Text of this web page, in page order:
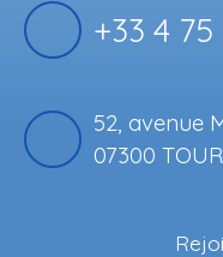
+33 4
52, avenue
07300